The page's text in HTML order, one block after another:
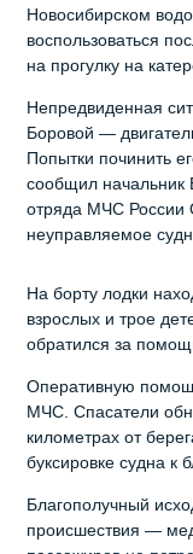
Новосибирском
воспользоваться
на прогулку на
Непредвиденная
Боровой —
Попытки починить
сообщил начальник
отряда МЧС России
неуправляемое
На борту лодки
взрослых и трое
обратился за
Оперативную
МЧС. Спасатели
километрах от
буксировке судна к
Благополучный
происшествия —